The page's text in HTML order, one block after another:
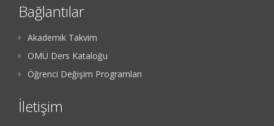
Bağlantılar
Akademik Takvim
OMÜ Ders Kataloğu
Öğrenci Değişim Programları
İletişim